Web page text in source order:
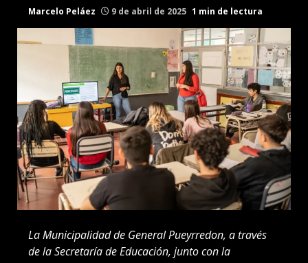
Marcelo Peláez 9 de abril de 2025 1 min de lectura
La Municipalidad de General Pueyrredon, a través
de la Secretaría de Educación, junto con la